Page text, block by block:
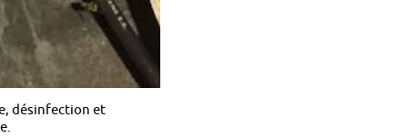
désinfection et